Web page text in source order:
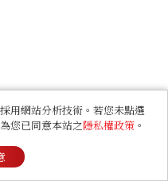
用網站分析技術。若您未點選
您已同意本站之隱私權政策 。